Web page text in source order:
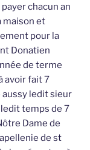
chacun an
maison et
pour la
Donatien
de terme
avoir fait 7
ledit sieur
temps de 7
Dame de
de st